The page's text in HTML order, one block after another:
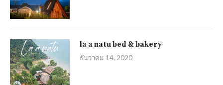
la a natu bed & bakery
ธันวาคม 14, 2020